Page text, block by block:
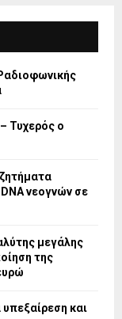
Τυχερός ο
νεογνών σε
μεγάλης
της
και